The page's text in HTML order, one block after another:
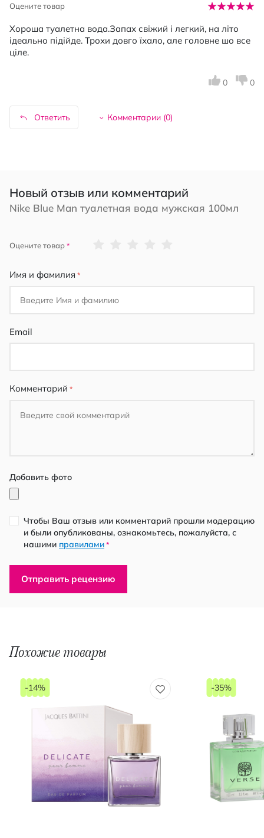
Оцените товар
Хороша туалетна вода.Запах свіжий і легкий, на літо
ідеально підійде. Трохи довго їхало, але головне шо все
ціле.
Ответить Комментарии (0)
0 0
Новый отзыв или комментарий
Nike Blue Man туалетная вода мужская 100мл
Оцените товар
Имя и фамилия
Email
Комментарий
Добавить фото
Чтобы Ваш отзыв или комментарий прошли модерацию
и были опубликованы, ознакомьтесь, пожалуйста, с
нашими правилами *
Отправить рецензию
Похожие товары
-14% -35%